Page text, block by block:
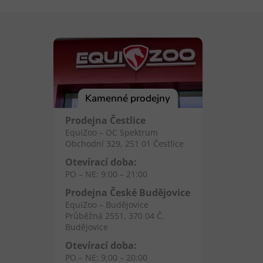
Kamenné prodejny
Prodejna Čestlice
EquiZoo – OC Spektrum
Obchodní 329, 251 01 Čestlice
Otevírací doba:
PO – NE: 9:00 – 21:00
Prodejna České Budějovice
EquiZoo – Budějovice
Průběžná 2551, 370 04 Č.
Budějovice
Otevírací doba:
PO – NE: 9:00 – 20:00